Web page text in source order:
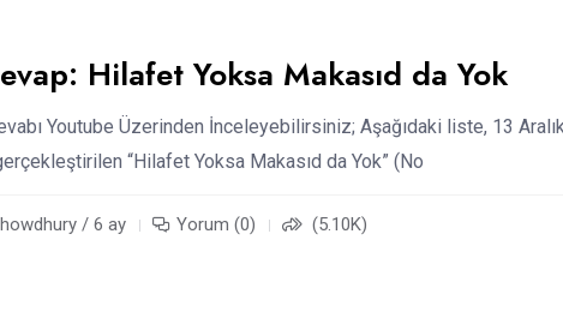
Hilafet Yoksa Makasıd da Yok
Youtube Üzerinden İnceleyebilirsiniz; Aşağıdaki liste, 13 Aralık
“Hilafet Yoksa Makasıd da Yok” (No
/ 6 ay Yorum (0) (5.10K)